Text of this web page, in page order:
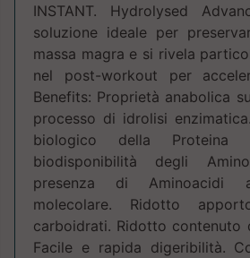
INSTANT. Hydrolysed
soluzione ideale per
massa magra e si rivela
nel post-workout per
Benefits: Proprietà anabolica
processo di idrolisi
biologico della Proteina
biodisponibilità degli
presenza di Aminoacidi
molecolare. Ridotto
carboidrati. Ridotto contenuto
Facile e rapida digeribilità.